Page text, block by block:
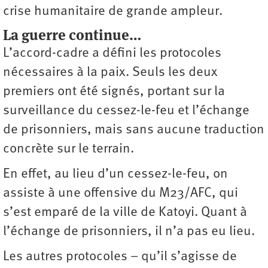
crise humanitaire de grande ampleur.
La guerre continue…
L’accord-cadre a défini les protocoles
nécessaires à la paix. Seuls les deux
premiers ont été signés, portant sur la
surveillance du cessez-le-feu et l’échange
de prisonniers, mais sans aucune traduction
concrète sur le terrain.
En effet, au lieu d’un cessez-le-feu, on
assiste à une offensive du M23/AFC, qui
s’est emparé de la ville de Katoyi. Quant à
l’échange de prisonniers, il n’a pas eu lieu.
Les autres protocoles – qu’il s’agisse de